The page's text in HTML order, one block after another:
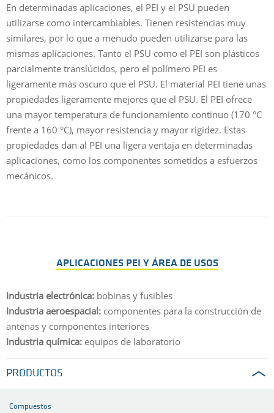
En determinadas aplicaciones, el PEI y el PSU pueden
utilizarse como intercambiables. Tienen resistencias muy
similares, por lo que a menudo pueden utilizarse para las
mismas aplicaciones. Tanto el PSU como el PEI son plásticos
parcialmente translúcidos, pero el polímero PEI es
ligeramente más oscuro que el PSU. El material PEI tiene unas
propiedades ligeramente mejores que el PSU. El PEI ofrece
una mayor temperatura de funcionamiento continuo (170 °C
frente a 160 °C), mayor resistencia y mayor rigidez. Estas
propiedades dan al PEI una ligera ventaja en determinadas
aplicaciones, como los componentes sometidos a esfuerzos
mecánicos.
APLICACIONES PEI Y ÁREA DE USOS
Industria electrónica: bobinas y fusibles
Industria aeroespacial: componentes para la construcción de
antenas y componentes interiores
Industria química: equipos de laboratorio
PRODUCTOS
Compuestos